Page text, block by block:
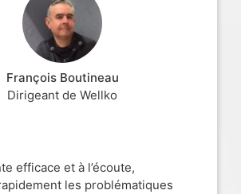
François Boutineau
Dirigeant de Wellko
efficace et à l’écoute,
les problématiques